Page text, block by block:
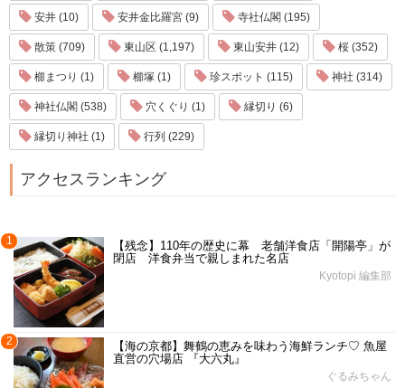
安井 (10) 安井金比羅宮 (9) 寺社仏閣 (195)
散策 (709) 東山区 (1,197) 東山安井 (12) 桜 (352)
櫛まつり (1) 櫛塚 (1) 珍スポット (115) 神社 (314)
神社仏閣 (538) 穴くぐり (1) 縁切り (6)
縁切り神社 (1) 行列 (229)
アクセスランキング
1
【残念】110年の歴史に幕 老舗洋食店「開陽亭」が
閉店 洋食弁当で親しまれた名店
Kyotopi 編集部
2
【海の京都】舞鶴の恵みを味わう海鮮ランチ♡ 魚屋
直営の穴場店 『大六丸』
ぐるみちゃん